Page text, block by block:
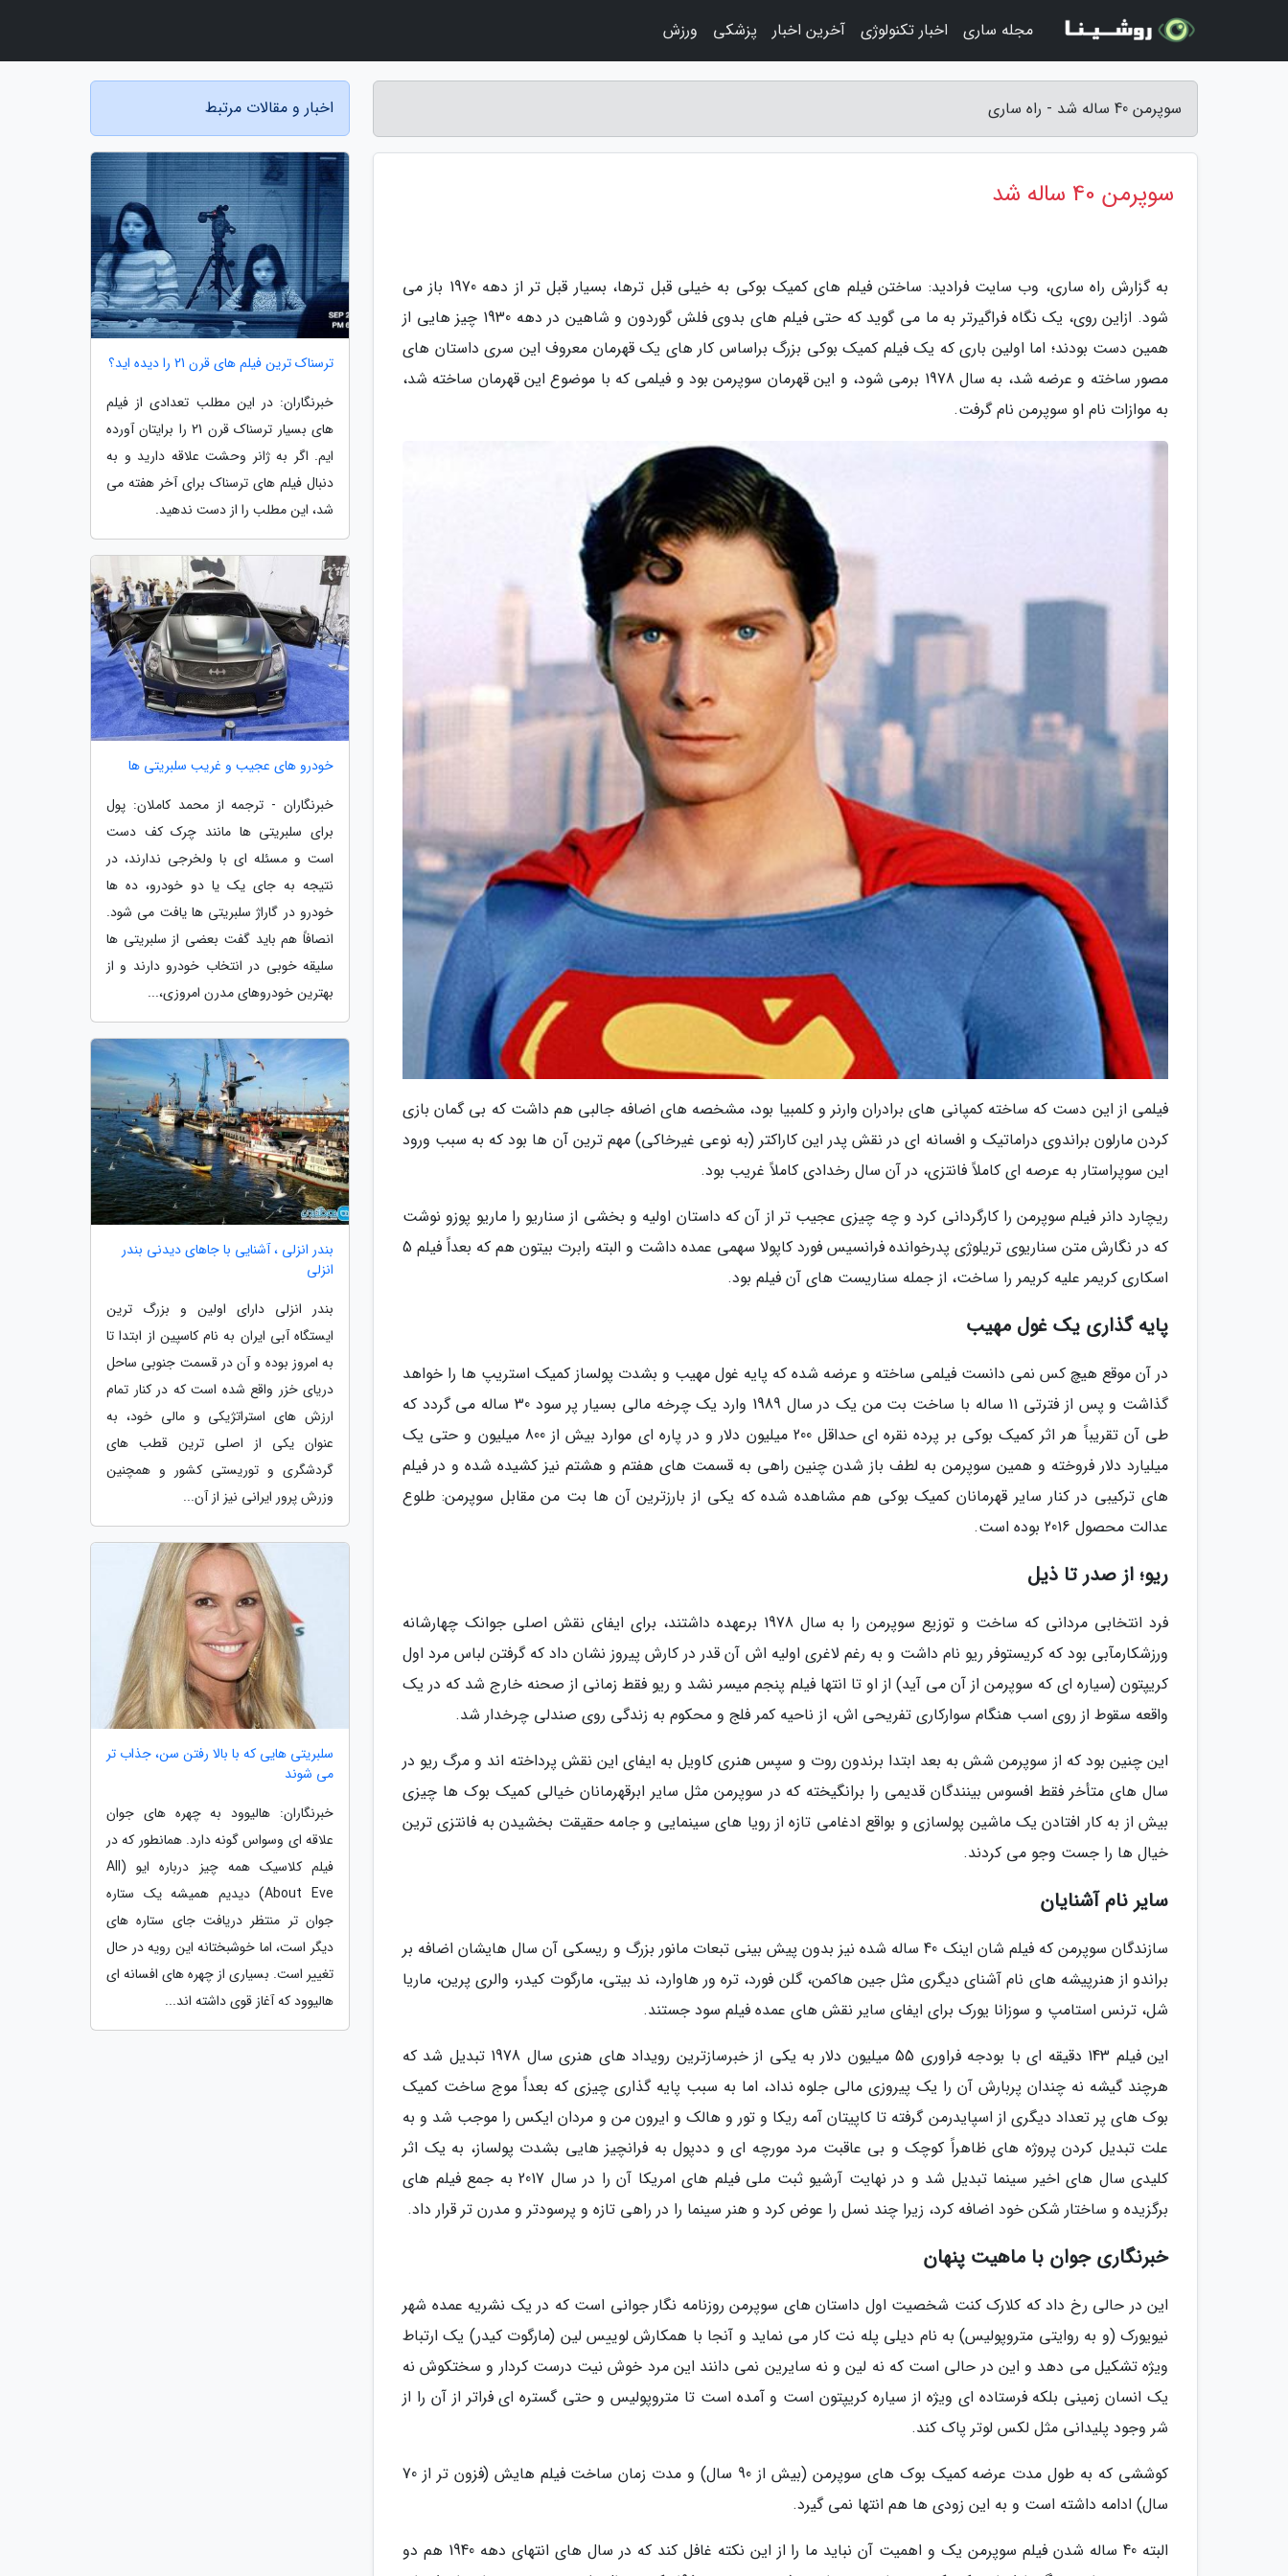
سوپرمن 40 ساله شد - راه ساری
سوپرمن 40 ساله شد
به گزارش راه ساری، وب سایت فرادید: ساختن فیلم های کمیک بوکی به خیلی قبل ترها، بسیار قبل تر از دهه 1970 باز می
شود. ازاین روی، یک نگاه فراگیرتر به ما می گوید که حتی فیلم های بدوی فلش گوردون و شاهین در دهه 1930 چیز هایی از
همین دست بودند؛ اما اولین باری که یک فیلم کمیک بوکی بزرگ براساس کار های یک قهرمان معروف این سری داستان های
مصور ساخته و عرضه شد، به سال 1978 برمی شود، و این قهرمان سوپرمن بود و فیلمی که با موضوع این قهرمان ساخته شد،
به موازات نام او سوپرمن نام گرفت.
فیلمی از این دست که ساخته کمپانی های برادران وارنر و کلمبیا بود، مشخصه های اضافه جالبی هم داشت که بی گمان بازی
کردن مارلون براندوی دراماتیک و افسانه ای در نقش پدر این کاراکتر (به نوعی غیرخاکی) مهم ترین آن ها بود که به سبب ورود
این سوپراستار به عرصه ای کاملاً فانتزی، در آن سال رخدادی کاملاً غریب بود.
ریچارد دانر فیلم سوپرمن را کارگردانی کرد و چه چیزی عجیب تر از آن که داستان اولیه و بخشی از سناریو را ماریو پوزو نوشت
که در نگارش متن سناریوی تریلوژی پدرخوانده فرانسیس فورد کاپولا سهمی عمده داشت و البته رابرت بیتون هم که بعداً فیلم 5
اسکاری کریمر علیه کریمر را ساخت، از جمله سناریست های آن فیلم بود.
پایه گذاری یک غول مهیب
در آن موقع هیچ کس نمی دانست فیلمی ساخته و عرضه شده که پایه غول مهیب و بشدت پولساز کمیک استریپ ها را خواهد
گذاشت و پس از فترتی 11 ساله با ساخت بت من یک در سال 1989 وارد یک چرخه مالی بسیار پر سود 30 ساله می گردد که
طی آن تقریباً هر اثر کمیک بوکی بر پرده نقره ای حداقل 200 میلیون دلار و در پاره ای موارد بیش از 800 میلیون و حتی یک
میلیارد دلار فروخته و همین سوپرمن به لطف باز شدن چنین راهی به قسمت های هفتم و هشتم نیز کشیده شده و در فیلم
های ترکیبی در کنار سایر قهرمانان کمیک بوکی هم مشاهده شده که یکی از بارزترین آن ها بت من مقابل سوپرمن: طلوع
عدالت محصول 2016 بوده است.
ریو؛ از صدر تا ذیل
فرد انتخابی مردانی که ساخت و توزیع سوپرمن را به سال 1978 برعهده داشتند، برای ایفای نقش اصلی جوانک چهارشانه
ورزشکارمآبی بود که کریستوفر ریو نام داشت و به رغم لاغری اولیه اش آن قدر در کارش پیروز نشان داد که گرفتن لباس مرد اول
کریپتون (سیاره ای که سوپرمن از آن می آید) از او تا انتها فیلم پنجم میسر نشد و ریو فقط زمانی از صحنه خارج شد که در یک
واقعه سقوط از روی اسب هنگام سوارکاری تفریحی اش، از ناحیه کمر فلج و محکوم به زندگی روی صندلی چرخدار شد.
این چنین بود که از سوپرمن شش به بعد ابتدا برندون روت و سپس هنری کاویل به ایفای این نقش پرداخته اند و مرگ ریو در
سال های متأخر فقط افسوس بینندگان قدیمی را برانگیخته که در سوپرمن مثل سایر ابرقهرمانان خیالی کمیک بوک ها چیزی
بیش از به کار افتادن یک ماشین پولسازی و بواقع ادغامی تازه از رویا های سینمایی و جامه حقیقت بخشیدن به فانتزی ترین
خیال ها را جست وجو می کردند.
سایر نام آشنایان
سازندگان سوپرمن که فیلم شان اینک 40 ساله شده نیز بدون پیش بینی تبعات مانور بزرگ و ریسکی آن سال هایشان اضافه بر
براندو از هنرپیشه های نام آشنای دیگری مثل جین هاکمن، گلن فورد، تره ور هاوارد، ند بیتی، مارگوت کیدر، والری پرین، ماریا
شل، ترنس استامپ و سوزانا یورک برای ایفای سایر نقش های عمده فیلم سود جستند.
این فیلم 143 دقیقه ای با بودجه فراوری 55 میلیون دلار به یکی از خبرسازترین رویداد های هنری سال 1978 تبدیل شد که
هرچند گیشه نه چندان پربارش آن را یک پیروزی مالی جلوه نداد، اما به سبب پایه گذاری چیزی که بعداً موج ساخت کمیک
بوک های پر تعداد دیگری از اسپایدرمن گرفته تا کاپیتان آمه ریکا و تور و هالک و ایرون من و مردان ایکس را موجب شد و به
علت تبدیل کردن پروژه های ظاهراً کوچک و بی عاقبت مرد مورچه ای و ددپول به فرانچیز هایی بشدت پولساز، به یک اثر
کلیدی سال های اخیر سینما تبدیل شد و در نهایت آرشیو ثبت ملی فیلم های امریکا آن را در سال 2017 به جمع فیلم های
برگزیده و ساختار شکن خود اضافه کرد، زیرا چند نسل را عوض کرد و هنر سینما را در راهی تازه و پرسودتر و مدرن تر قرار داد.
خبرنگاری جوان با ماهیت پنهان
این در حالی رخ داد که کلارک کنت شخصیت اول داستان های سوپرمن روزنامه نگار جوانی است که در یک نشریه عمده شهر
نیویورک (و به روایتی متروپولیس) به نام دیلی پله نت کار می نماید و آنجا با همکارش لوییس لین (مارگوت کیدر) یک ارتباط
ویژه تشکیل می دهد و این در حالی است که نه لین و نه سایرین نمی دانند این مرد خوش نیت درست کردار و سختکوش نه
یک انسان زمینی بلکه فرستاده ای ویژه از سیاره کریپتون است و آمده است تا متروپولیس و حتی گستره ای فراتر از آن را از
شر وجود پلیدانی مثل لکس لوتر پاک کند.
کوششی که به طول مدت عرضه کمیک بوک های سوپرمن (بیش از 90 سال) و مدت زمان ساخت فیلم هایش (فزون تر از 70
سال) ادامه داشته است و به این زودی ها هم انتها نمی گیرد.
البته 40 ساله شدن فیلم سوپرمن یک و اهمیت آن نباید ما را از این نکته غافل کند که در سال های انتهای دهه 1940 هم دو
اخبار و مقالات مرتبط
ترسناک ترین فیلم های قرن 21 را دیده اید؟
خبرنگاران: در این مطلب تعدادی از فیلم
های بسیار ترسناک قرن 21 را برایتان آورده
ایم. اگر به ژانر وحشت علاقه دارید و به
دنبال فیلم های ترسناک برای آخر هفته می
شد، این مطلب را از دست ندهید.
خودرو های عجیب و غریب سلبریتی ها
خبرنگاران - ترجمه از محمد کاملان: پول
برای سلبریتی ها مانند چرک کف دست
است و مسئله ای با ولخرجی ندارند، در
نتیجه به جای یک یا دو خودرو، ده ها
خودرو در گاراژ سلبریتی ها یافت می شود.
انصافاً هم باید گفت بعضی از سلبریتی ها
سلیقه خوبی در انتخاب خودرو دارند و از
بهترین خودروهای مدرن امروزی،...
بندر انزلی ، آشنایی با جاهای دیدنی بندر
انزلی
بندر انزلی دارای اولین و بزرگ ترین
ایستگاه آبی ایران به نام کاسپین از ابتدا تا
به امروز بوده و آن در قسمت جنوبی ساحل
دریای خزر واقع شده است که در کنار تمام
ارزش های استراتژیکی و مالی خود، به
عنوان یکی از اصلی ترین قطب های
گردشگری و توریستی کشور و همچنین
وزرش پرور ایرانی نیز از آن...
سلبریتی هایی که با بالا رفتن سن، جذاب تر
می شوند
خبرنگاران: هالیوود به چهره های جوان
علاقه ای وسواس گونه دارد. همانطور که در
فیلم کلاسیک همه چیز درباره ایو (All
About Eve) دیدیم همیشه یک ستاره
جوان تر منتظر دریافت جای ستاره های
دیگر است، اما خوشبختانه این رویه در حال
تغییر است. بسیاری از چهره های افسانه ای
هالیوود که آغاز قوی داشته اند...
مجله ساری اخبار تکنولوژی آخرین اخبار پزشکی ورزش